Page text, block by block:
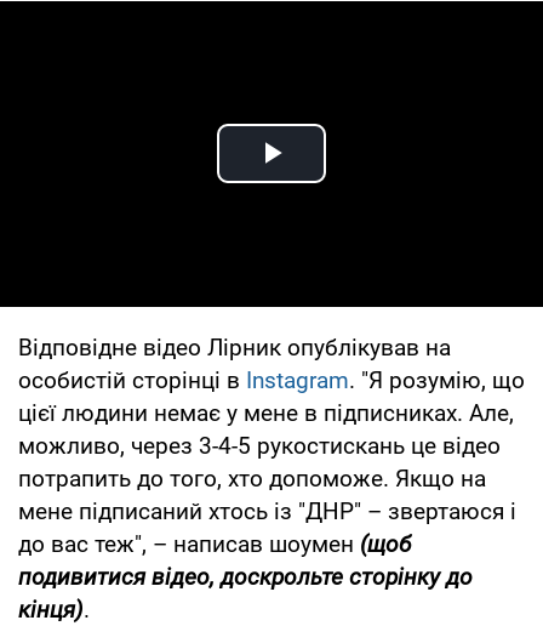
Play Video
Відповідне відео Лірник опублікував на
особистій сторінці в Instagram. "Я розумію, що
цієї людини немає у мене в підписниках. Але,
можливо, через 3-4-5 рукостискань це відео
потрапить до того, хто допоможе. Якщо на
мене підписаний хтось із "ДНР" – звертаюся і
до вас теж", – написав шоумен (щоб
подивитися відео, доскрольте сторінку до
кінця).